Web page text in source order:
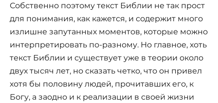
Собственно поэтому текст Библии не так прост
для понимания, как кажется, и содержит много
излишне запутанных моментов, которые можно
интерпретировать по-разному. Но главное, хоть
текст Библии и существует уже в теории около
двух тысяч лет, но сказать четко, что он привел
хотя бы половину людей, прочитавших его, к
Богу, а заодно и к реализации в своей жизни